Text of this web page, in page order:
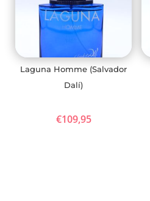
Laguna Homme (Salvador
Dalí)
€109,95